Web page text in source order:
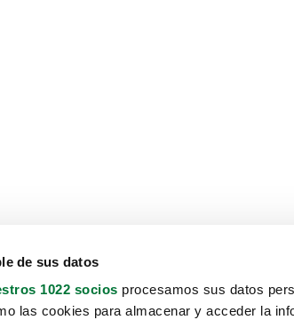
de sus datos
1022 socios procesamos sus datos
las cookies para almacenar y acceder la